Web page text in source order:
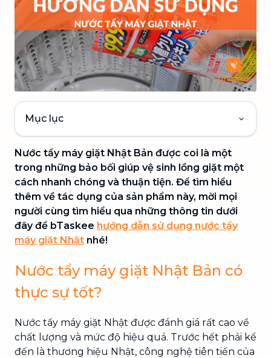
Mục lục
Nước tẩy máy giặt Nhật Bản được coi là một
trong những bảo bối giúp vệ sinh lồng giặt một
cách nhanh chóng và thuận tiện. Để tìm hiểu
thêm về tác dụng của sản phẩm này, mời mọi
người cùng tìm hiểu qua những thông tin dưới
đây để bTaskee hướng dẫn sử dụng nước tẩy
máy giặt Nhật nhé!
Nước tẩy máy giặt Nhật Bản có
thực sự tốt?
Nước tẩy máy giặt Nhật được đánh giá rất cao về
chất lượng và mức độ hiệu quả. Trước hết phải kể
đến là thương hiệu Nhật, công nghệ tiên tiến của